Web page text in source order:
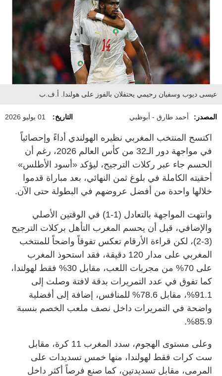
عيسى ديوب وسفيان رحيمي يحتفلان بالفوز على هولندا. أ.ف.ب
المصدر: أحمد طارق - أبوظبي التاريخ: 01 يوليو 2026
اكتسح المنتخب المغربي نظيره الهولندي أداءً وإحصائياً
في مواجهة دور الـ32 من كأس العالم 2026، رغم أن
الحسم جاء عبر ركلات الترجيح، ليؤكد «أسود الأطلس»
أحقيته الكاملة في بلوغ ثمن النهائي، بعد مباراة قدموا
خلالها واحدة من أفضل عروضهم في البطولة حتى الآن.
وانتهت المواجهة بالتعادل (1-1) في الوقتين الأصلي
والإضافي، قبل أن يحسم المغرب التأهل بركلات الترجيح
(3-2)، لكن قراءة الأرقام تعكس تفوقاً واضحاً للمنتخب
المغربي على مدار 120 دقيقة، فقد استحوذ المغرب
على 70% من مجريات اللعب، مقابل 30% فقط لهولندا،
كما تفوق في عدد التمريرات بدقة لافتة وصلت إلى
91.1%، مقابل 78.6% للمنافس، إضافة إلى أفضلية
واضحة في التمريرات داخل نصف ملعب الخصم بنسبة
85.9%.
وعلى مستوى الهجوم، سدد المغرب 11 كرة، مقابل
ست كرات فقط لهولندا، منها خمس تسديدات على
المرمى، مقابل تسديدتين، كما صنع فرصاً أكثر داخل